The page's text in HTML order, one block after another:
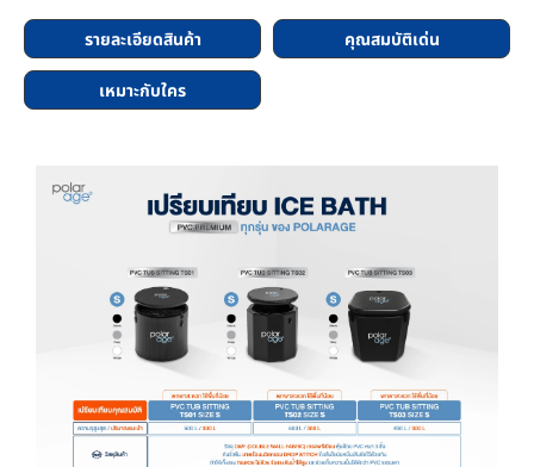
รายละเอียดสินค้า คุณสมบัติเด่น
เหมาะกับใคร